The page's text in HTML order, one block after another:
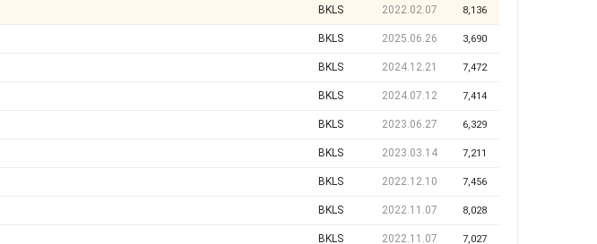
BKLS 2022.02.07 8,136
BKLS 2025.06.26 3,690
BKLS 2024.12.21 7,472
BKLS 2024.07.12 7,414
BKLS 2023.06.27 6,329
BKLS 2023.03.14 7,211
BKLS 2022.12.10 7,456
BKLS 2022.11.07 8,028
BKLS 2022.11.07 7,027